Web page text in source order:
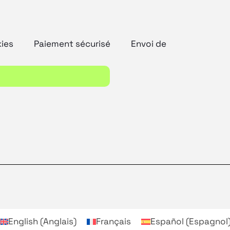
Paiement sécurisé Envoi de
English (Anglais) Français Español (Espagnol